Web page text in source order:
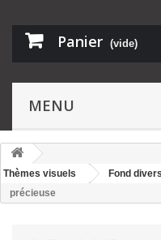
Panier (vide)
MENU
Thèmes visuels Fond divers
précieuse